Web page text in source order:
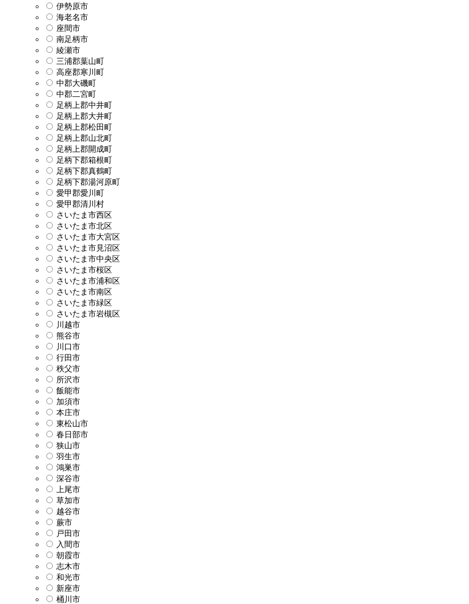
伊勢原市
海老名市
座間市
南足柄市
綾瀬市
三浦郡葉山町
高座郡寒川町
中郡大磯町
中郡二宮町
足柄上郡中井町
足柄上郡大井町
足柄上郡松田町
足柄上郡山北町
足柄上郡開成町
足柄下郡箱根町
足柄下郡真鶴町
足柄下郡湯河原町
愛甲郡愛川町
愛甲郡清川村
さいたま市西区
さいたま市北区
さいたま市大宮区
さいたま市見沼区
さいたま市中央区
さいたま市桜区
さいたま市浦和区
さいたま市南区
さいたま市緑区
さいたま市岩槻区
川越市
熊谷市
川口市
行田市
秩父市
所沢市
飯能市
加須市
本庄市
東松山市
春日部市
狭山市
羽生市
鴻巣市
深谷市
上尾市
草加市
越谷市
蕨市
戸田市
入間市
朝霞市
志木市
和光市
新座市
桶川市